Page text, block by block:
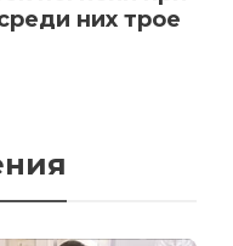
них трое